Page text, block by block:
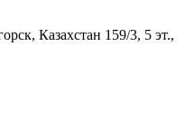
Казахстан 159/3, 5 эт.,